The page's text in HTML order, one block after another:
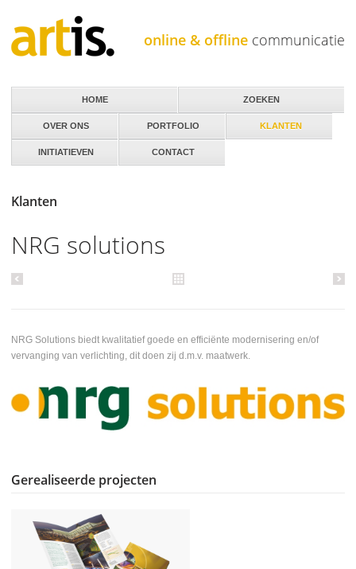
online & offline communicatie
Klanten
NRG solutions
NRG Solutions biedt kwalitatief goede en efficiënte modernisering en/of
vervanging van verlichting, dit doen zij d.m.v. maatwerk.
Gerealiseerde projecten
HOME
OVER ONS PORTFOLIO KLANTEN
INITIATIEVEN CONTACT
ZOEKEN